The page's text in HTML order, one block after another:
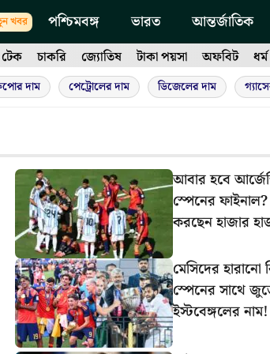
খবর পশ্চিমবঙ্গ ভারত আন্তর্জাতিক
টেক চাকরি জ্যোতিষ টাকা পয়সা অফবিট ধর্ম
দাম পেট্রোলের দাম ডিজেলের দাম
আবার হবে
স্পেনের
করছেন হাজার
মেসিদের হারানো
স্পেনের সাথে
ইস্টবেঙ্গলের নাম!